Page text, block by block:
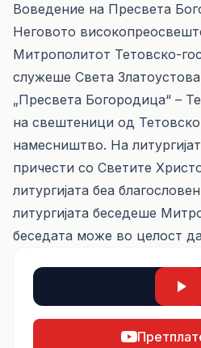
Воведение на Пресвета
Неговото
Митрополитот Тетовско-
служеше Света
„Пресвета Богородица“ –
на свештеници од
намесништво. На
причести со Светите
литургијата беа
литургијата беседеше
беседата може во целост